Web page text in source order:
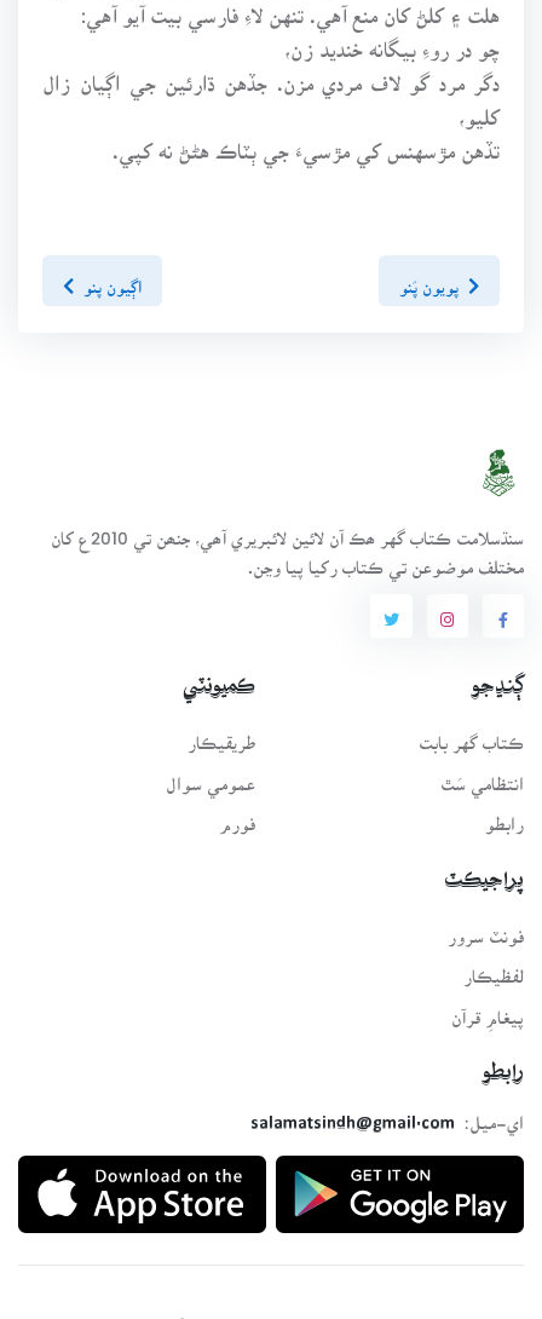
هلت ۽ کلڻ کان منع آهي. تنهن لاءِ فارسي بيت آيو آهي:
چو در روءِ بيگانه خنديد زن،
دگر مرد گو لاف مردي مزن. جڏهن ڌارئين جي اڳيان زال
کليو،
تڏهن مڙسهنس کي مڙسيءَ جي ٻٽاڪ هڻڻ نه کپي.
پويون پَنو اڳيون پنو
سنڌسلامت ڪتاب گهر ھڪ آن لائين لائبريري آھي، جنھن تي 2010ع کان
مختلف موضوعن تي ڪتاب رکيا پيا وڃن.
ڳنڍجو
ڪتاب گهر بابت
انتظامي سَٿ
رابطو
ڪميونٽي
طريقيڪار
عمومي سوال
فورم
پراجيڪٽ
لفظيڪار
پيغامِ قرآن
رابطو
اي-ميل:
salamatsindh@gmail.com